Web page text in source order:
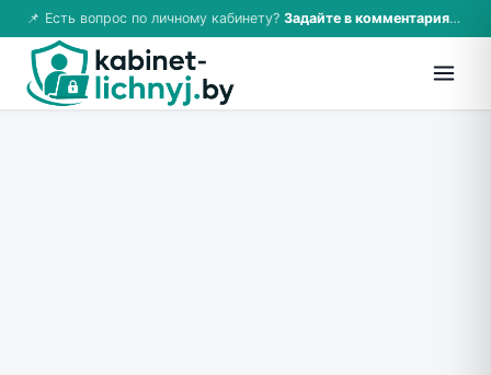
📌 Есть вопрос по личному кабинету? Задайте в комментариях — ответим!